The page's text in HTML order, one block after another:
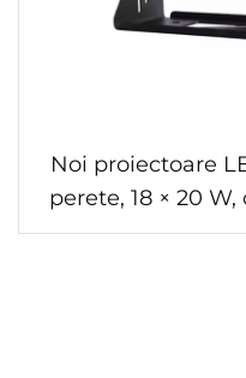
Noi proiectoare
perete, 18 × 20
pereților,